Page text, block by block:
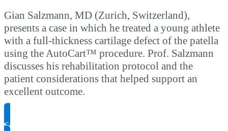
Gian Salzmann, MD (Zurich, Switzerland),
presents a case in which he treated a young athlete
with a full-thickness cartilage defect of the patella
using the AutoCart™ procedure. Prof. Salzmann
discusses his rehabilitation protocol and the
patient considerations that helped support an
excellent outcome.
Solicite informação do produto